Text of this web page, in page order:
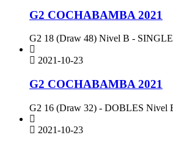
G2 COCHABAMBA 2021
G2 18 (Draw 48) Nivel B -
2021-10-23
G2 COCHABAMBA 2021
G2 16 (Draw 32) - DOBLES Nivel
2021-10-23